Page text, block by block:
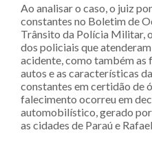
Ao analisar o caso, o juiz
constantes no Boletim de
Trânsito da Polícia Militar,
dos policiais que
acidente, como também as
autos e as características
constantes em certidão de
falecimento ocorreu em
automobilístico, gerado
as cidades de Paraú e